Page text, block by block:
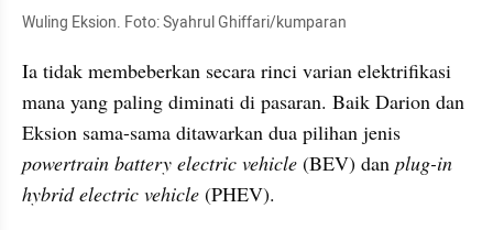
Wuling Eksion. Foto: Syahrul Ghiffari/kumparan
Ia tidak membeberkan secara rinci varian elektrifikasi
mana yang paling diminati di pasaran. Baik Darion dan
powertrain battery electric vehicle (BEV) dan plug-in
hybrid electric vehicle (PHEV).